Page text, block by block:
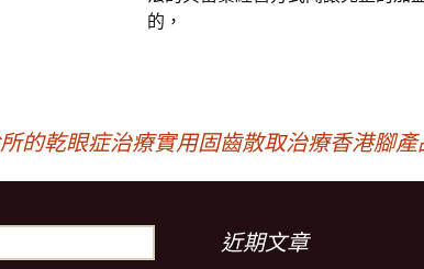
的，
的乾眼症治療實用固齒散取治療香港腳產
近期文章